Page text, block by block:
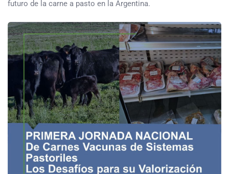
futuro de la carne a pasto en la Argentina.